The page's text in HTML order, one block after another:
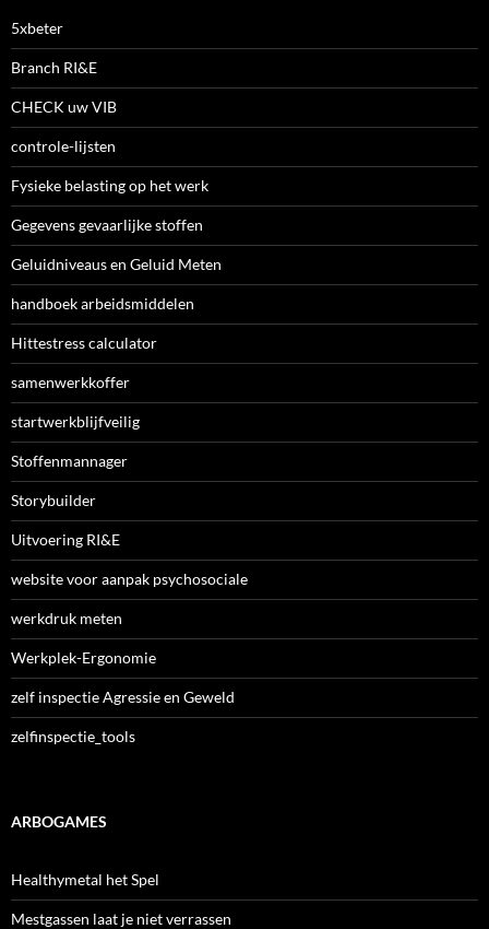
5xbeter
Branch RI&E
CHECK uw VIB
controle-lijsten
Fysieke belasting op het werk
Gegevens gevaarlijke stoffen
Geluidniveaus en Geluid Meten
handboek arbeidsmiddelen
Hittestress calculator
samenwerkkoffer
startwerkblijfveilig
Stoffenmannager
Storybuilder
Uitvoering RI&E
website voor aanpak psychosociale
werkdruk meten
Werkplek-Ergonomie
zelf inspectie Agressie en Geweld
zelfinspectie_tools
ARBOGAMES
Healthymetal het Spel
Mestgassen laat je niet verrassen